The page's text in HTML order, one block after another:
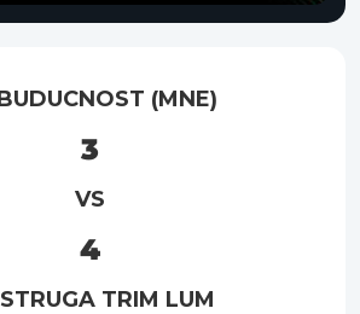
(MNE)
3
VS
4
TRIM LUM